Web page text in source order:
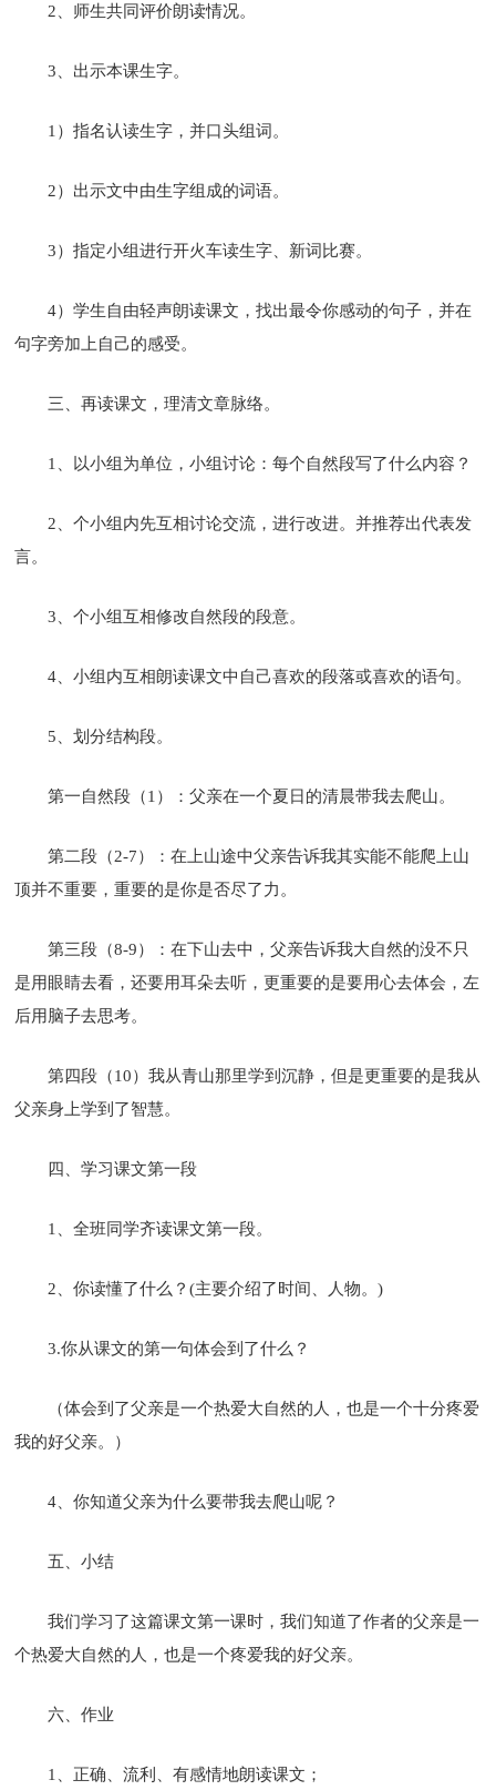
2、师生共同评价朗读情况。
3、出示本课生字。
1）指名认读生字，并口头组词。
2）出示文中由生字组成的词语。
3）指定小组进行开火车读生字、新词比赛。
4）学生自由轻声朗读课文，找出最令你感动的句子，并在
句字旁加上自己的感受。
三、再读课文，理清文章脉络。
1、以小组为单位，小组讨论：每个自然段写了什么内容？
2、个小组内先互相讨论交流，进行改进。并推荐出代表发
言。
3、个小组互相修改自然段的段意。
4、小组内互相朗读课文中自己喜欢的段落或喜欢的语句。
5、划分结构段。
第一自然段（1）：父亲在一个夏日的清晨带我去爬山。
第二段（2-7）：在上山途中父亲告诉我其实能不能爬上山
顶并不重要，重要的是你是否尽了力。
第三段（8-9）：在下山去中，父亲告诉我大自然的没不只
是用眼睛去看，还要用耳朵去听，更重要的是要用心去体会，左
后用脑子去思考。
第四段（10）我从青山那里学到沉静，但是更重要的是我从
父亲身上学到了智慧。
四、学习课文第一段
1、全班同学齐读课文第一段。
2、你读懂了什么？(主要介绍了时间、人物。)
3.你从课文的第一句体会到了什么？
（体会到了父亲是一个热爱大自然的人，也是一个十分疼爱
我的好父亲。）
4、你知道父亲为什么要带我去爬山呢？
五、小结
我们学习了这篇课文第一课时，我们知道了作者的父亲是一
个热爱大自然的人，也是一个疼爱我的好父亲。
六、作业
1、正确、流利、有感情地朗读课文；